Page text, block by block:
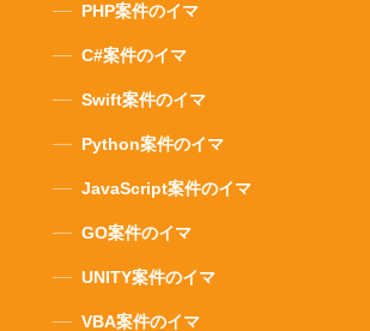
PHP案件のイマ
C#案件のイマ
Swift案件のイマ
Python案件のイマ
JavaScript案件のイマ
GO案件のイマ
UNITY案件のイマ
VBA案件のイマ